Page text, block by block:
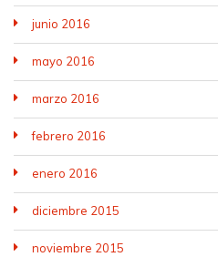
junio 2016
mayo 2016
marzo 2016
febrero 2016
enero 2016
diciembre 2015
noviembre 2015